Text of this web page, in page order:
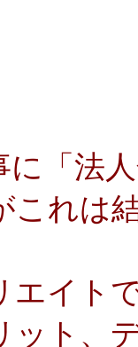
に「法
これは
エイト
ット、